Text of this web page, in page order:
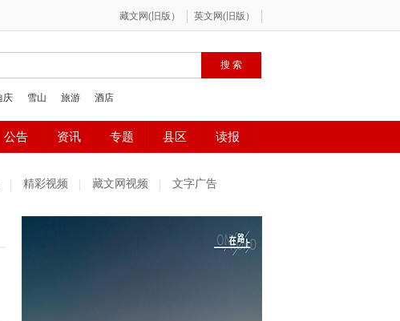
精彩视频 藏文网视频 文字广告
社区精选 魅力古镇 百姓感受